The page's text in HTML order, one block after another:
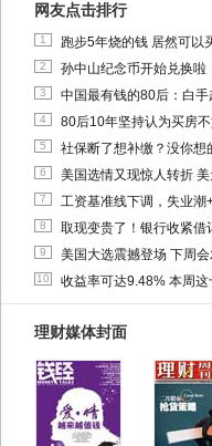
网友点击排行
1 跑步5年烧的钱 居然可以
2 孙中山纪念币开始兑换啦
3 中国最有钱的80后：白手
4 80后10年坚持认为买房
5 社保断了想补缴？没你想
6 美国选情又现惊人转折
7 工资基准线下调，失业潮
8 取现变贵了！银行收紧借
9 美国大选震撼登场 下周
10 收益率可达9.48% 本周这
理财媒体封面